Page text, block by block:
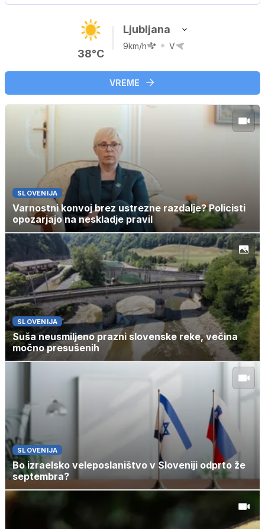
38°C
Ljubljana
9km/h V
VREME
SLOVENIJA
Varnostni konvoj brez ustrezne razdalje? Policisti
opozarjajo na neskladje pravil
SLOVENIJA
Suša neusmiljeno prazni slovenske reke, večina
močno presušenih
SLOVENIJA
Bo izraelsko veleposlaništvo v Sloveniji odprto že
septembra?